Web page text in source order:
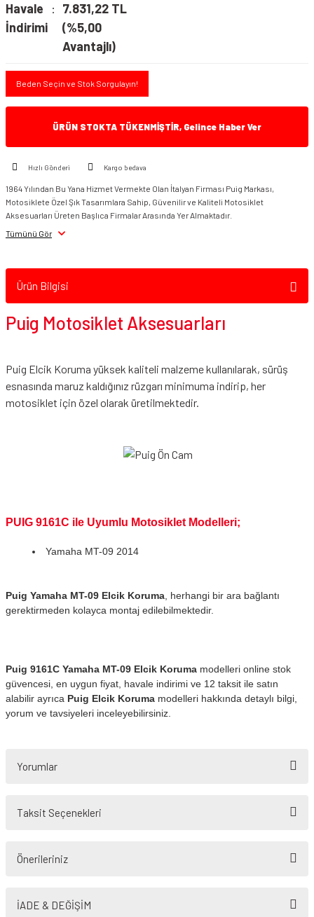
Havale
İndirimi
7.831,22 TL
(%5,00
Avantajlı)
Beden Seçin ve Stok Sorgulayın!
ÜRÜN STOKTA TÜKENMİŞTİR, Gelince Haber Ver
Hızlı Gönderi Kargo bedava
1964 Yılından Bu Yana Hizmet Vermekte Olan İtalyan Firması Puig Markası,
Motosiklete Özel Şık Tasarımlara Sahip, Güvenilir ve Kaliteli Motosiklet
Aksesuarları Üreten Başlıca Firmalar Arasında Yer Almaktadır.
Tümünü Gör
Ürün Bilgisi
Puig Motosiklet Aksesuarları
Puig Elcik Koruma yüksek kaliteli malzeme kullanılarak, sürüş
esnasında maruz kaldığınız rüzgarı minimuma indirip, her
motosiklet için özel olarak üretilmektedir.
PUIG 9161C ile Uyumlu Motosiklet Modelleri;
Yamaha MT-09 2014
Puig Yamaha MT-09 Elcik Koruma , herhangi bir ara bağlantı
gerektirmeden kolayca montaj edilebilmektedir.
Puig 9161C Yamaha MT-09 Elcik Koruma modelleri online stok
güvencesi, en uygun fiyat, havale indirimi ve 12 taksit ile satın
alabilir ayrıca Puig Elcik Koruma modelleri hakkında detaylı bilgi,
yorum ve tavsiyeleri inceleyebilirsiniz.
Yorumlar
Taksit Seçenekleri
Önerileriniz
yetersiz gördüğünüz noktaları öneri formunu kullanarak tarafımıza
İADE & DEĞİŞİM